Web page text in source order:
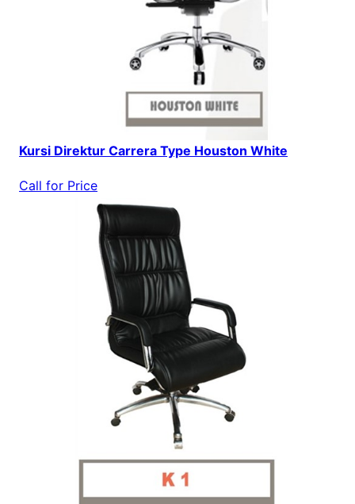
Kursi Direktur Carrera Type Houston White
Call for Price